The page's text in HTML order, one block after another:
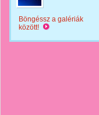
Böngéssz a galériák
között!